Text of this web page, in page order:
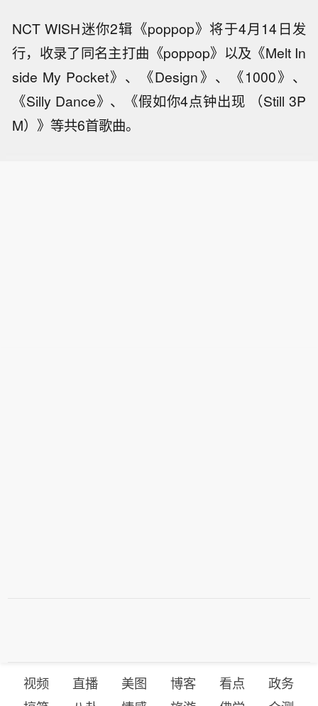
NCT WISH迷你2辑《poppop》将于4月14日发
行，收录了同名主打曲《poppop》以及《Melt In
side My Pocket》、《Design》、《1000》、
《Silly Dance》、《假如你4点钟出现 （Still 3P
M）》等共6首歌曲。
视频 直播 美图 博客 看点
政务